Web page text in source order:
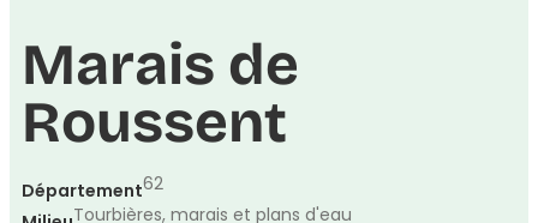
Marais de
Roussent
Département62
Tourbières, marais et plans d'eau